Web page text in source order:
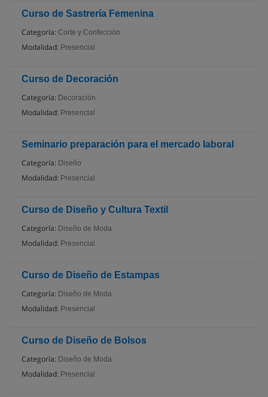
Curso de Sastrería Femenina
Categoría: Corte y Confección
Modalidad: Presencial
Curso de Decoración
Categoría: Decoración
Modalidad: Presencial
Seminario preparación para el mercado laboral
Categoría: Diseño
Modalidad: Presencial
Curso de Diseño y Cultura Textil
Categoría: Diseño de Moda
Modalidad: Presencial
Curso de Diseño de Estampas
Categoría: Diseño de Moda
Modalidad: Presencial
Curso de Diseño de Bolsos
Categoría: Diseño de Moda
Modalidad: Presencial